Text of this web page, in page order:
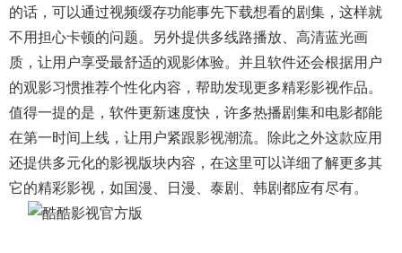
的话，可以通过视频缓存功能事先下载想看的剧集，这样就
不用担心卡顿的问题。另外提供多线路播放、高清蓝光画
质，让用户享受最舒适的观影体验。并且软件还会根据用户
的观影习惯推荐个性化内容，帮助发现更多精彩影视作品。
值得一提的是，软件更新速度快，许多热播剧集和电影都能
在第一时间上线，让用户紧跟影视潮流。除此之外这款应用
还提供多元化的影视版块内容，在这里可以详细了解更多其
它的精彩影视，如国漫、日漫、泰剧、韩剧都应有尽有。